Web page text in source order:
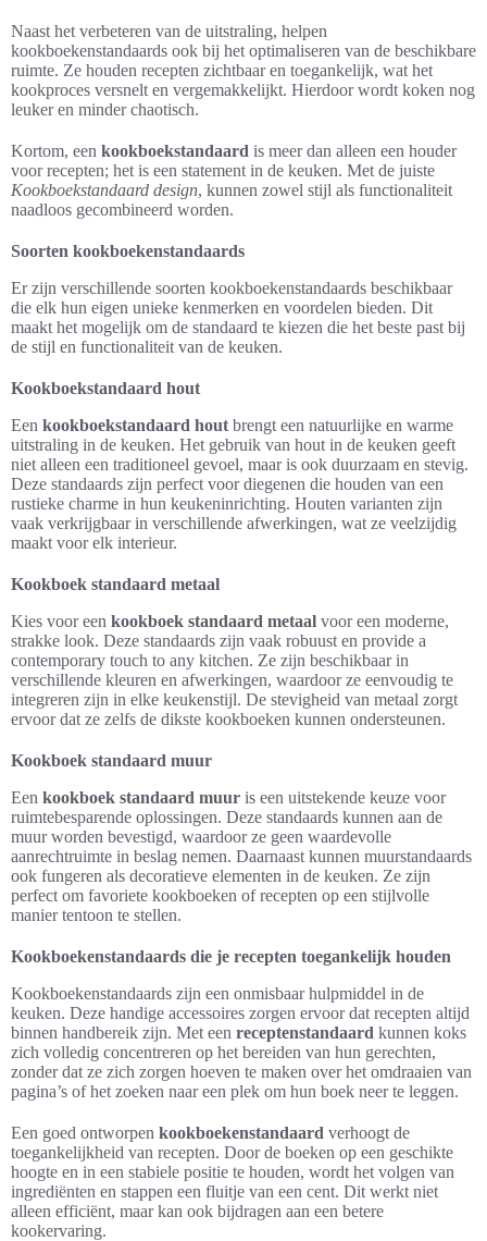
Naast het verbeteren van de uitstraling, helpen
kookboekenstandaards ook bij het optimaliseren van de beschikbare
ruimte. Ze houden recepten zichtbaar en toegankelijk, wat het
kookproces versnelt en vergemakkelijkt. Hierdoor wordt koken nog
leuker en minder chaotisch.
Kortom, een kookboekstandaard is meer dan alleen een houder
voor recepten; het is een statement in de keuken. Met de juiste
Kookboekstandaard design, kunnen zowel stijl als functionaliteit
naadloos gecombineerd worden.
Soorten kookboekenstandaards
Er zijn verschillende soorten kookboekenstandaards beschikbaar
die elk hun eigen unieke kenmerken en voordelen bieden. Dit
maakt het mogelijk om de standaard te kiezen die het beste past bij
de stijl en functionaliteit van de keuken.
Kookboekstandaard hout
Een kookboekstandaard hout brengt een natuurlijke en warme
uitstraling in de keuken. Het gebruik van hout in de keuken geeft
niet alleen een traditioneel gevoel, maar is ook duurzaam en stevig.
Deze standaards zijn perfect voor diegenen die houden van een
rustieke charme in hun keukeninrichting. Houten varianten zijn
vaak verkrijgbaar in verschillende afwerkingen, wat ze veelzijdig
maakt voor elk interieur.
Kookboek standaard metaal
Kies voor een kookboek standaard metaal voor een moderne,
strakke look. Deze standaards zijn vaak robuust en provide a
contemporary touch to any kitchen. Ze zijn beschikbaar in
verschillende kleuren en afwerkingen, waardoor ze eenvoudig te
integreren zijn in elke keukenstijl. De stevigheid van metaal zorgt
ervoor dat ze zelfs de dikste kookboeken kunnen ondersteunen.
Kookboek standaard muur
Een kookboek standaard muur is een uitstekende keuze voor
ruimtebesparende oplossingen. Deze standaards kunnen aan de
muur worden bevestigd, waardoor ze geen waardevolle
aanrechtruimte in beslag nemen. Daarnaast kunnen muurstandaards
ook fungeren als decoratieve elementen in de keuken. Ze zijn
perfect om favoriete kookboeken of recepten op een stijlvolle
manier tentoon te stellen.
Kookboekenstandaards die je recepten toegankelijk houden
Kookboekenstandaards zijn een onmisbaar hulpmiddel in de
keuken. Deze handige accessoires zorgen ervoor dat recepten altijd
binnen handbereik zijn. Met een receptenstandaard kunnen koks
zich volledig concentreren op het bereiden van hun gerechten,
zonder dat ze zich zorgen hoeven te maken over het omdraaien van
pagina’s of het zoeken naar een plek om hun boek neer te leggen.
Een goed ontworpen kookboekenstandaard verhoogt de
toegankelijkheid van recepten. Door de boeken op een geschikte
hoogte en in een stabiele positie te houden, wordt het volgen van
ingrediënten en stappen een fluitje van een cent. Dit werkt niet
alleen efficiënt, maar kan ook bijdragen aan een betere
kookervaring.